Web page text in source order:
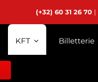
(+32) 60 31 26 70 |
KFT Billetterie